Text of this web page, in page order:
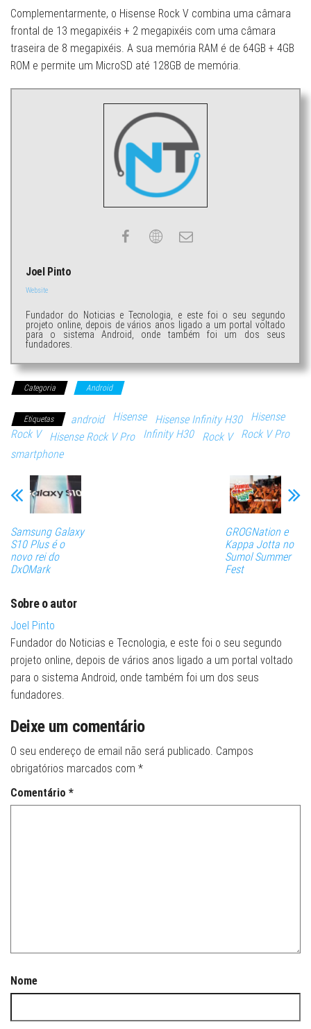
Complementarmente, o Hisense Rock V combina uma câmara
frontal de 13 megapixéis + 2 megapixéis com uma câmara
traseira de 8 megapixéis. A sua memória RAM é de 64GB + 4GB
ROM e permite um MicroSD até 128GB de memória.
Joel Pinto
Website
Fundador do Noticias e Tecnologia, e este foi o seu segundo
projeto online, depois de vários anos ligado a um portal voltado
para o sistema Android, onde também foi um dos seus
fundadores.
Categoria Android
Etiquetas android Hisense Hisense Infinity H30
Hisense
Rock V
Hisense Rock V Pro Infinity H30 Rock V
Rock V Pro
smartphone
Samsung Galaxy
S10 Plus é o
novo rei do
DxOMark
GROGNation e
Kappa Jotta no
Sumol Summer
Fest
Sobre o autor
Joel Pinto
Fundador do Noticias e Tecnologia, e este foi o seu segundo
projeto online, depois de vários anos ligado a um portal voltado
para o sistema Android, onde também foi um dos seus
fundadores.
Deixe um comentário
O seu endereço de email não será publicado. Campos
obrigatórios marcados com *
Comentário *
Nome